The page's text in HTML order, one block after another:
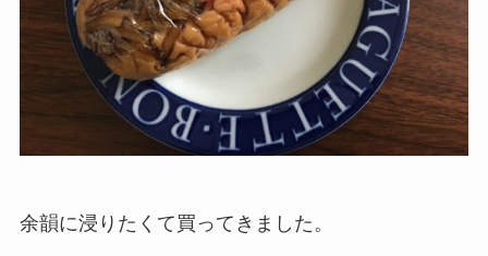
余韻に浸りたくて買ってきました。